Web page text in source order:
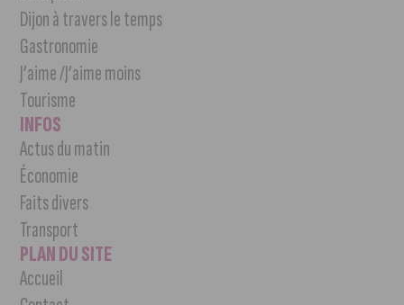
Dijon à travers le temps
Gastronomie
J’aime /J’aime moins
Tourisme
INFOS
Actus du matin
Économie
Faits divers
Transport
PLAN DU SITE
Accueil